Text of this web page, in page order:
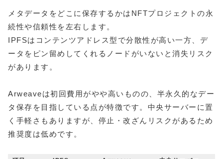
メタデータをどこに保存するかはNFTプロジェクトの永
続性や信頼性を左右します。
IPFSはコンテンツアドレス型で分散性が高い一方、デ
ータをピン留めしてくれるノードがいないと消失リスク
があります。
Arweaveは初回費用がやや高いものの、半永久的なデー
タ保存を目指している点が特徴です。中央サーバーに置
く手軽さもありますが、停止・改ざんリスクがあるため
推奨度は低めです。